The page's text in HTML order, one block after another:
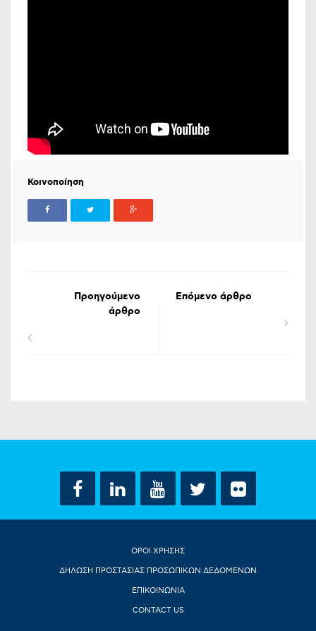
Κοινοποίηση
Προηγούμενο
άρθρο
Επόμενο άρθρο
ΟΡΟΙ ΧΡΗΣΗΣ
ΔΗΛΩΣΗ ΠΡΟΣΤΑΣΙΑΣ ΠΡΟΣΩΠΙΚΩΝ ΔΕΔΟΜΕΝΩΝ
ΕΠΙΚΟΙΝΩΝΙΑ
CONTACT US